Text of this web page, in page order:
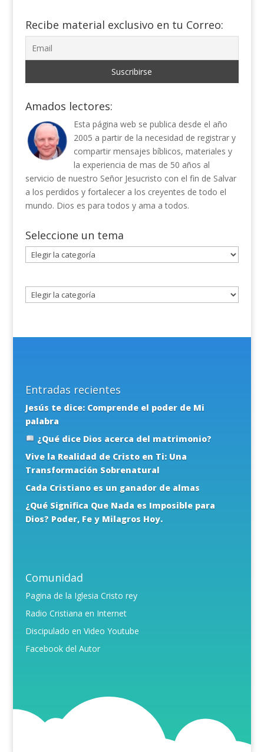
Recibe material exclusivo en tu Correo:
Amados lectores:
Esta página web se publica desde el año
2005 a partir de la necesidad de registrar y
compartir mensajes bíblicos, materiales y
la experiencia de mas de 50 años al
servicio de nuestro Señor Jesucristo con el fin de Salvar
a los perdidos y fortalecer a los creyentes de todo el
mundo. Dios es para todos y ama a todos.
Seleccione un tema
Seleccione
un
Entradas recientes
Jesús te dice: Comprende el poder de Mi
palabra
¿Qué dice Dios acerca del matrimonio?
Vive la Realidad de Cristo en Ti: Una
Transformación Sobrenatural
Cada Cristiano es un ganador de almas
¿Qué Significa Que Nada es Imposible para
Dios? Poder, Fe y Milagros Hoy.
Comunidad
Pagina de la Iglesia Cristo rey
Radio Cristiana en Internet
Discipulado en Video Youtube
Facebook del Autor